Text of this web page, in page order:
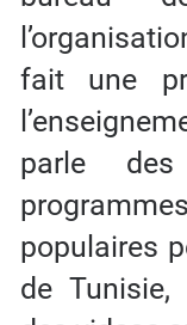
fait une
parle
populaires
de